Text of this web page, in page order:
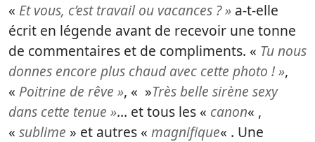
« Et vous, c’est travail ou vacances ? » a-t-elle
écrit en légende avant de recevoir une tonne
de commentaires et de compliments. « Tu nous
donnes encore plus chaud avec cette photo ! »,
« Poitrine de rêve », « »Très belle sirène sexy
dans cette tenue »… et tous les « canon« ,
« sublime » et autres « magnifique« . Une